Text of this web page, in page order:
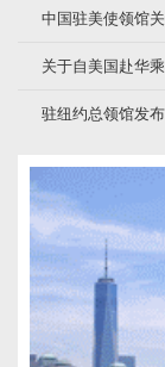
中国驻美使领馆
关于自美国赴华
驻纽约总领馆发